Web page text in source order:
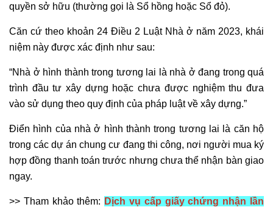
quyền sở hữu (thường gọi là Sổ hồng hoặc Sổ đỏ).
Căn cứ theo khoản 24 Điều 2 Luật Nhà ở năm 2023, khái
niệm này được xác định như sau:
“Nhà ở hình thành trong tương lai là nhà ở đang trong quá
trình đầu tư xây dựng hoặc chưa được nghiệm thu đưa
vào sử dụng theo quy định của pháp luật về xây dựng.”
Điển hình của nhà ở hình thành trong tương lai là căn hộ
trong các dự án chung cư đang thi công, nơi người mua ký
hợp đồng thanh toán trước nhưng chưa thể nhận bàn giao
ngay.
>> Tham khảo thêm: Dịch vụ cấp giấy chứng nhận lần